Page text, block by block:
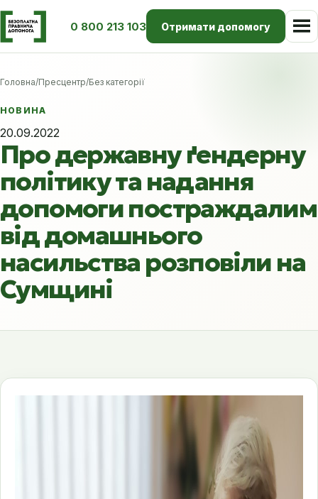
0 800 213 103 Отримати допомогу
Головна/Пресцентр/Без категорії
НОВИНА
20.09.2022
Про державну ґендерну
політику та надання
допомоги постраждалим
від домашнього
насильства розповіли на
Сумщині